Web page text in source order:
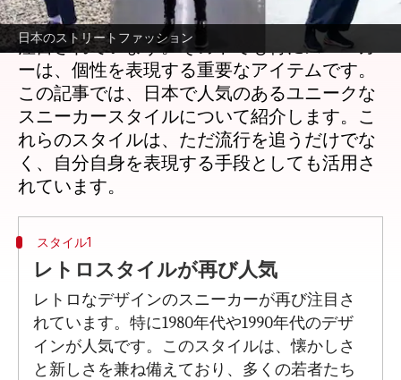
日本のストリートファッション
日本のストリートファッションは、世界中で
注目されています。その中でも特にスニーカ
ーは、個性を表現する重要なアイテムです。
この記事では、日本で人気のあるユニークな
スニーカースタイルについて紹介します。こ
れらのスタイルは、ただ流行を追うだけでな
く、自分自身を表現する手段としても活用さ
スタイル1
レトロスタイルが再び人気
レトロなデザインのスニーカーが再び注目さ
れています。特に1980年代や1990年代のデザ
インが人気です。このスタイルは、懐かしさ
と新しさを兼ね備えており、多くの若者たち